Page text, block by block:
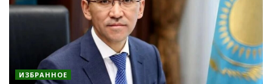
ИЗБРАННОЕ